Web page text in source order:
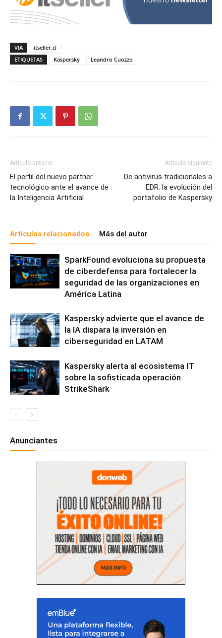
VIA
itseller.cl
ETIQUETAS
Kaspersky Leandro Cuozzo
Artículo anterior
El perfil del nuevo partner
tecnológico ante el avance de
la Inteligencia Artificial
Artículo siguiente
De antivirus tradicionales a
EDR: la evolución del
portafolio de Kaspersky
Artículos relacionados Más del autor
SparkFound evoluciona su propuesta
de ciberdefensa para fortalecer la
seguridad de las organizaciones en
América Latina
Kaspersky advierte que el avance de
la IA dispara la inversión en
ciberseguridad en LATAM
Kaspersky alerta al ecosistema IT
sobre la sofisticada operación
StrikeShark
Anunciantes